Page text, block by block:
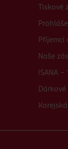
Tiskové
Příjemci
Naše
ISANA